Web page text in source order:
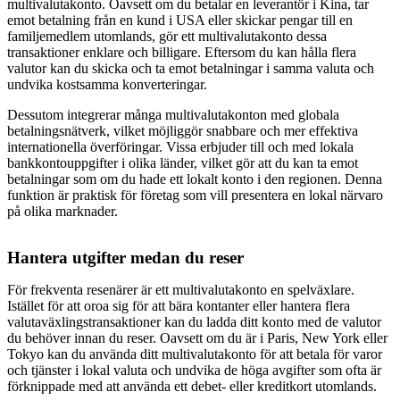
multivalutakonto. Oavsett om du betalar en leverantör i Kina, tar
emot betalning från en kund i USA eller skickar pengar till en
familjemedlem utomlands, gör ett multivalutakonto dessa
transaktioner enklare och billigare. Eftersom du kan hålla flera
valutor kan du skicka och ta emot betalningar i samma valuta och
undvika kostsamma konverteringar.
Dessutom integrerar många multivalutakonton med globala
betalningsnätverk, vilket möjliggör snabbare och mer effektiva
internationella överföringar. Vissa erbjuder till och med lokala
bankkontouppgifter i olika länder, vilket gör att du kan ta emot
betalningar som om du hade ett lokalt konto i den regionen. Denna
funktion är praktisk för företag som vill presentera en lokal närvaro
på olika marknader.
Hantera utgifter medan du reser
För frekventa resenärer är ett multivalutakonto en spelväxlare.
Istället för att oroa sig för att bära kontanter eller hantera flera
valutaväxlingstransaktioner kan du ladda ditt konto med de valutor
du behöver innan du reser. Oavsett om du är i Paris, New York eller
Tokyo kan du använda ditt multivalutakonto för att betala för varor
och tjänster i lokal valuta och undvika de höga avgifter som ofta är
förknippade med att använda ett debet- eller kreditkort utomlands.